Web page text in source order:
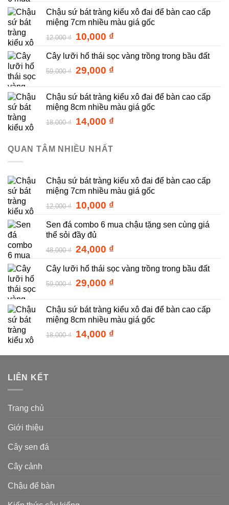
là:
48,000 ₫.
tại
là:
24,000 ₫.
Chậu sứ bát tràng kiểu xô đai để bàn cao cấp
miệng 7cm nhiều màu giá gốc
12,000₫ Giá
là:
12,000 ₫.
10,000 ₫Giá
tại
là:
Cây lưỡi hổ thái sọc vàng trồng trong bầu đất
59,000₫ Giá
59,000 ₫.
29,000 ₫Giá
là:
29,000 ₫.
Chậu sứ bát tràng kiểu xô đai để bàn cao cấp
miệng 8cm nhiều màu giá gốc
18,000₫ Giá
18,000 ₫.
14,000 ₫Giá
QUAN TÂM NHIỀU NHẤT
Chậu sứ bát tràng kiểu xô đai để bàn cao cấp
miệng 7cm nhiều màu giá gốc
12,000₫ Giá
là:
12,000 ₫.
10,000 ₫Giá
tại
10,000 ₫.
Sen đá combo 6 mua chậu tặng sen cùng giá
thể sỏi đầy đủ
48,000₫ Giá
là:
48,000 ₫.
24,000 ₫Giá
tại
là:
Cây lưỡi hổ thái sọc vàng trồng trong bầu đất
59,000₫ Giá
59,000 ₫.
29,000 ₫Giá
là:
29,000 ₫.
Chậu sứ bát tràng kiểu xô đai để bàn cao cấp
miệng 8cm nhiều màu giá gốc
18,000₫ Giá
là:
14,000 ₫Giá
tại
LIÊN KẾT
Trang chủ
Giới thiệu
Cây sen đá
Cây cảnh
Chậu để bàn